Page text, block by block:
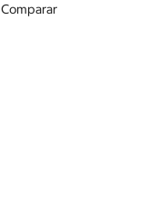
Comparar